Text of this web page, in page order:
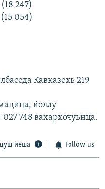
247)
054)
Кавказехь 219
йоллу
748 вахархочуьнца.
йеша Follow us